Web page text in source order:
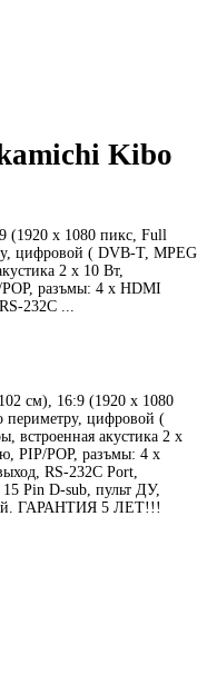
Kibo
(1920 х 1080 пикс, Full
цифровой ( DVB-T, MPEG
2 х 10 Вт,
разъмы: 4 х HDMI
232C ...
см), 16:9 (1920 х 1080
периметру, цифровой (
встроенная акустика 2 х
PIP/POP, разъмы: 4 х
RS-232C Port,
Pin D-sub, пульт ДУ,
ГАРАНТИЯ 5 ЛЕТ!!!